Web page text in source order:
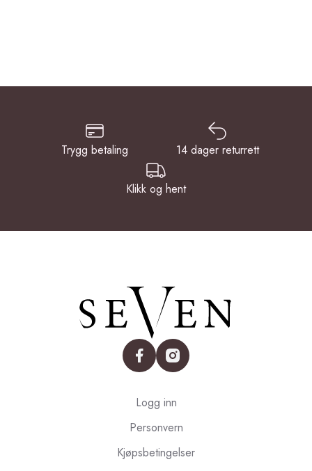
Trygg betaling 14 dager returrett
Klikk og hent
facebookinstagram
Logg inn
Personvern
Kjøpsbetingelser